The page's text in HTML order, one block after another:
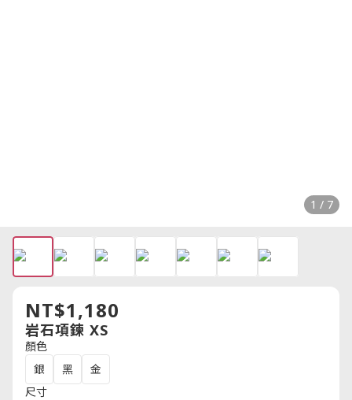
1 / 7
NT$1,180
岩石項鍊 XS
顏色
銀
黑
金
尺寸